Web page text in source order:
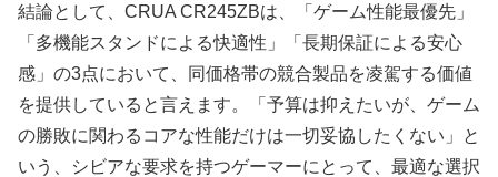
結論として、CRUA CR245ZBは、「ゲーム性能最優先」
「多機能スタンドによる快適性」「長期保証による安心
感」の3点において、同価格帯の競合製品を凌駕する価値
を提供していると言えます。「予算は抑えたいが、ゲーム
の勝敗に関わるコアな性能だけは一切妥協したくない」と
いう、シビアな要求を持つゲーマーにとって、最適な選択